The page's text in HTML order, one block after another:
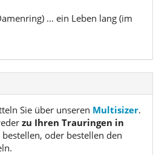
... ein Leben lang (im
Sie über unseren Multisizer.
zu Ihren Trauringen in
bestellen, oder bestellen den